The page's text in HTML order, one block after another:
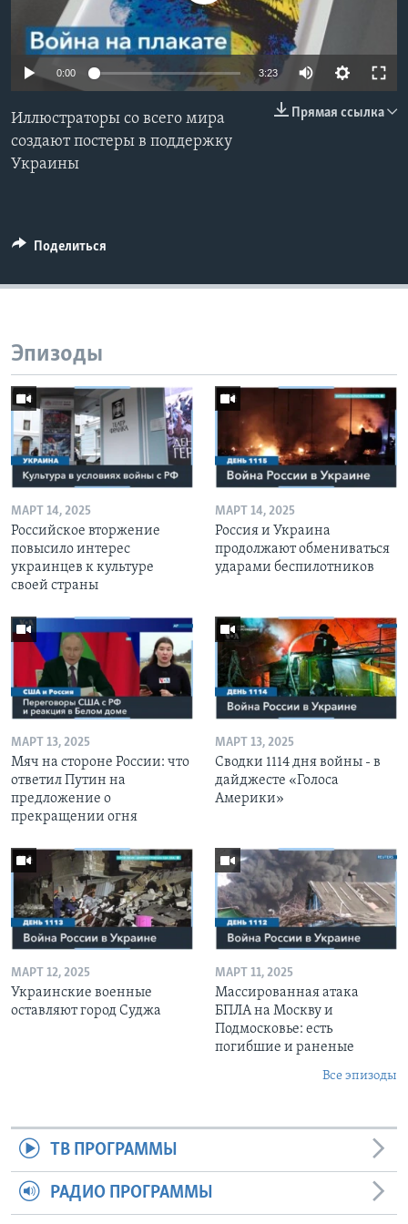
Learning English
СОЦИАЛЬНЫЕ СЕТИ
Языки
0:00 3:23
Прямая ссылка
Иллюстраторы со всего мира
создают постеры в поддержку
Украины
Поделиться
Эпизоды
МАРТ 14, 2025
Российское вторжение
повысило интерес
украинцев к культуре
своей страны
МАРТ 14, 2025
Россия и Украина
продолжают обмениваться
ударами беспилотников
МАРТ 13, 2025
Мяч на стороне России: что
ответил Путин на
предложение о
прекращении огня
МАРТ 13, 2025
Сводки 1114 дня войны - в
дайджесте «Голоса
Америки»
МАРТ 12, 2025
Украинские военные
оставляют город Суджа
МАРТ 11, 2025
Массированная атака
БПЛА на Москву и
Подмосковье: есть
погибшие и раненые
Все эпизоды
ТВ ПРОГРАММЫ
РАДИО ПРОГРАММЫ